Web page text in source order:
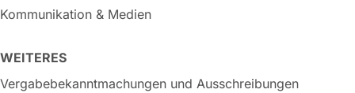
Kommunikation & Medien
WEITERES
Vergabebekanntmachungen und Ausschreibungen